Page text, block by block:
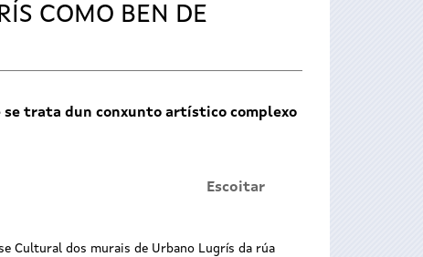
COMO BEN DE
se trata dun conxunto artístico complexo
Escoitar
Cultural dos murais de Urbano Lugrís da rúa